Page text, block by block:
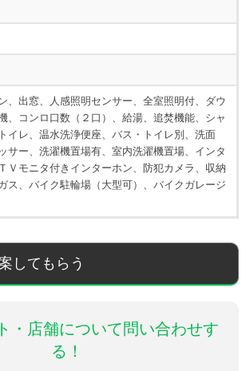
、出窓、人感照明センサー、全室照明付、ダウ
、コンロ口数（２口）、給湯、追焚機能、シャ
イレ、温水洗浄便座、バス・トイレ別、洗面
サー、洗濯機置場有、室内洗濯機置場、インタ
Ｖモニタ付きインターホン、防犯カメラ、収納
ス、バイク駐輪場（大型可）、バイクガレージ
してもらう
・店舗について問い合わせす
る！